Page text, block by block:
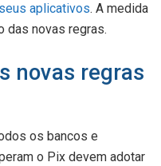
aplicativos. A medida
das novas regras.
novas regras
os bancos e
o Pix devem adotar